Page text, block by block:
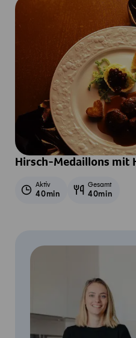
Hirsch-Medaillons mit
Aktiv
40min
Gesamt
40min